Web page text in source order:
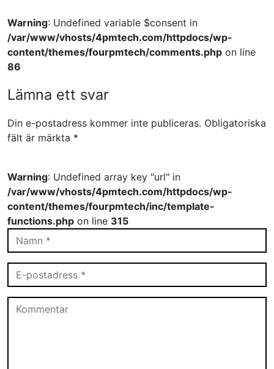
Warning: Undefined variable $consent in
/var/www/vhosts/4pmtech.com/httpdocs/wp-
content/themes/fourpmtech/comments.php on line
86
Lämna ett svar
Din e-postadress kommer inte publiceras. Obligatoriska
fält är märkta *
Warning: Undefined array key "url" in
/var/www/vhosts/4pmtech.com/httpdocs/wp-
content/themes/fourpmtech/inc/template-
functions.php on line 315